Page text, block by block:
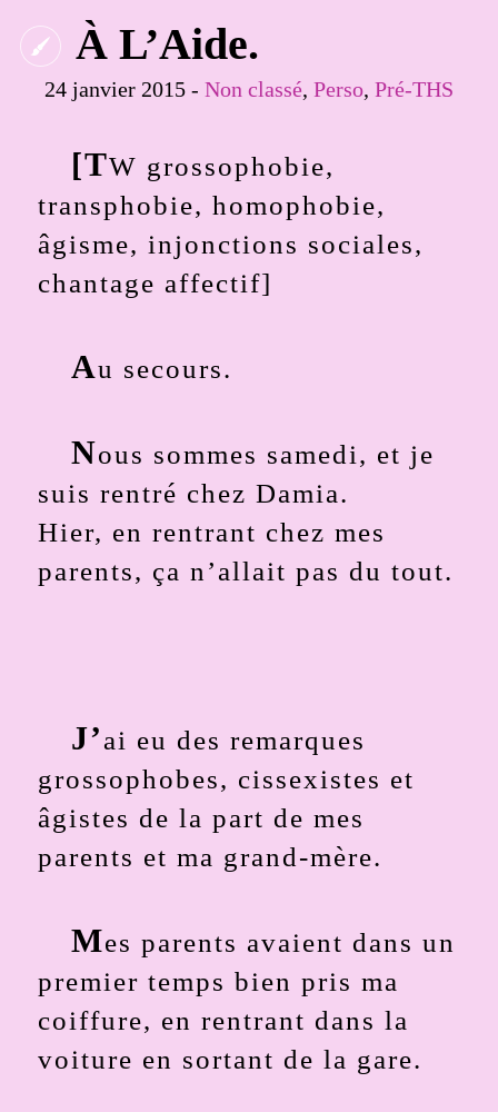
À L’Aide.
24 janvier 2015 - Non classé, Perso, Pré-THS
[TW grossophobie,
transphobie, homophobie,
âgisme, injonctions sociales,
chantage affectif]
Au secours.
Nous sommes samedi, et je
suis rentré chez Damia.
Hier, en rentrant chez mes
parents, ça n’allait pas du tout.
J’ai eu des remarques
grossophobes, cissexistes et
âgistes de la part de mes
parents et ma grand-mère.
Mes parents avaient dans un
premier temps bien pris ma
coiffure, en rentrant dans la
voiture en sortant de la gare.